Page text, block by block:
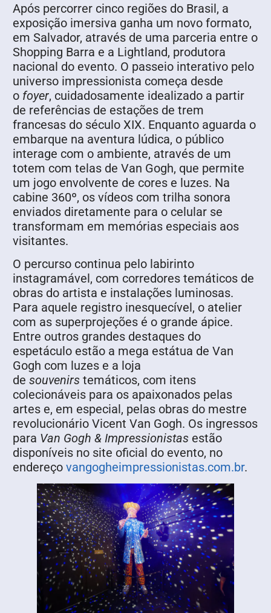
Após percorrer cinco regiões do Brasil, a
exposição imersiva ganha um novo formato,
em Salvador, através de uma parceria entre o
Shopping Barra e a Lightland, produtora
nacional do evento. O passeio interativo pelo
universo impressionista começa desde
o foyer, cuidadosamente idealizado a partir
de referências de estações de trem
francesas do século XIX. Enquanto aguarda o
embarque na aventura lúdica, o público
interage com o ambiente, através de um
totem com telas de Van Gogh, que permite
um jogo envolvente de cores e luzes. Na
cabine 360º, os vídeos com trilha sonora
enviados diretamente para o celular se
transformam em memórias especiais aos
visitantes.
O percurso continua pelo labirinto
instagramável, com corredores temáticos de
obras do artista e instalações luminosas.
Para aquele registro inesquecível, o atelier
com as superprojeções é o grande ápice.
Entre outros grandes destaques do
espetáculo estão a mega estátua de Van
Gogh com luzes e a loja
de souvenirs temáticos, com itens
colecionáveis para os apaixonados pelas
artes e, em especial, pelas obras do mestre
revolucionário Vicent Van Gogh. Os ingressos
para Van Gogh & Impressionistas estão
disponíveis no site oficial do evento, no
endereço vangogheimpressionistas.com.br.